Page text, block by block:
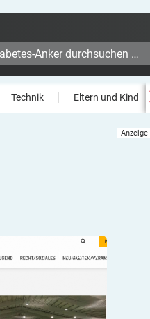
Technik Eltern und Kind
< 1 minute